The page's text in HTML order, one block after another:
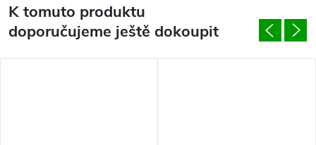
K tomuto produktu
doporučujeme ještě dokoupit